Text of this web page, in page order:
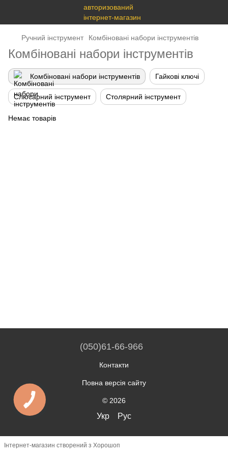
Ручний інструмент Комбіновані набори інструментів
Комбіновані набори інструментів
Комбіновані набори інструментів Гайкові ключі
Слюсарний інструмент Столярний інструмент
Немає товарів
(050)61-66-966
Контакти
Повна версія сайту
© 2026
Укр Рус
Інтернет-магазин створений з Хорошоп